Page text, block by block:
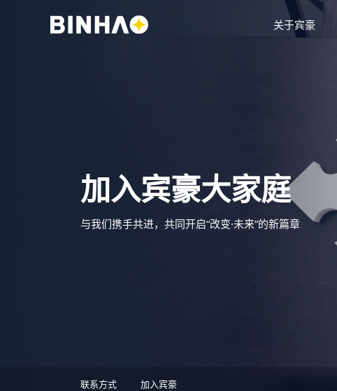
关于宾豪
加入宾豪大家庭
与我们携手共进，共同开启“改变·未来”的新篇章
联系方式 加入宾豪